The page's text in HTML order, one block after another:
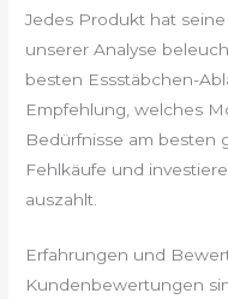
Jedes Produkt hat
unserer Analyse
besten Essstäbchen-
Empfehlung, welches
Bedürfnisse am besten
Fehlkäufe und
auszahlt.
Erfahrungen und
Kundenbewertungen